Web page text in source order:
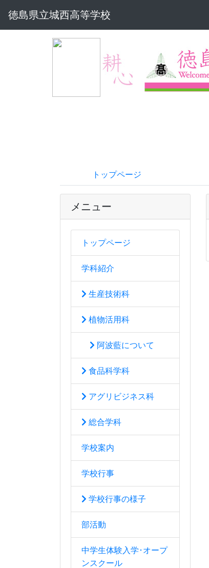
徳島県立城西高等学校
トップページ
メニュー
トップページ
学科紹介
生産技術科
植物活用科
阿波藍について
食品科学科
アグリビジネス科
総合学科
学校案内
学校行事
学校行事の様子
部活動
中学生体験入学･オープ
ンスクール